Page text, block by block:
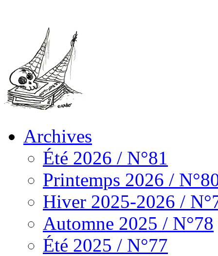
Archives
Été 2026 / N°81
Printemps 2026 /
Hiver 2025-2026 /
Automne 2025 / N°78
Été 2025 / N°77